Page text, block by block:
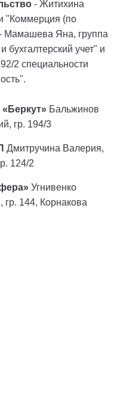
- Житихина
"Коммерция (по
Мамашева Яна, группа
бухгалтерский учет" и
2 специальности
Бальжинов
гр. 194/3
Дмитручина Валерия,
124/2
Угнивенко
гр. 144, Корнакова